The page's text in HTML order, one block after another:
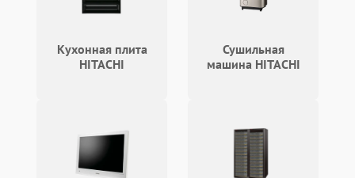
Кухонная плита
HITACHI
Сушильная
машина HITACHI